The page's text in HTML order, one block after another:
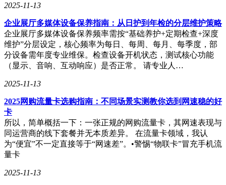
2025-11-13
企业展厅多媒体设备保养指南：从日护到年检的分层维护策略
企业展厅多媒体设备保养频率需按“基础养护+定期检查+深度
维护”分层设定，核心频率为每日、每周、每月、每季度，部
分设备需年度专业维保。检查设备开机状态，测试核心功能
（显示、音响、互动响应）是否正常。 请专业人…
2025-11-13
2025网购流量卡选购指南：不同场景实测教你选到网速稳的好
卡
所以，简单概括一下：一张正规的网购流量卡，其网速表现与
同运营商的线下套餐并无本质差异。 在流量卡领域，我认
为“便宜”不一定直接等于“网速差”。•警惕“物联卡”冒充手机流
量卡
2025-11-13